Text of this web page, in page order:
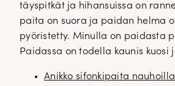
täyspitkät ja hihansuissa on
paita on suora ja paidan helma
pyöristetty. Minulla on paidasta
Paidassa on todella kaunis kuosi
Anikko sifonkipaita nauhoilla